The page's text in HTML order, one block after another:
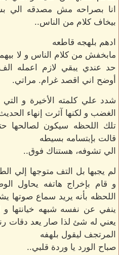
انا بصراحه مش مصدقه الي
بيخاف كلام من الناس..
ادهم بلهجه قاطعه
مابخفش من كلام الناس و لا
حد عندي يبقي لازم اعمله
أوضح اني اقصد غرام. مراتي.
شدد علي كلمته الأخيرة و
الغضب و لكنها آثرت إنهاء
تلك اللحظه سيكون لصالحها
قالت بإبتسامه بسيطه
الي تشوفه، هستناك فوق..
لم يجبها بل التف متوجها إلي
و قام بإخراج هاتفه يحاول
اللحظه بأنه يريد سماع صوتها
ينفي عن نفسه شبهه خيانتها
يعني له شئ لذا صار يعد دقات
المرتجف ليقول بلهفه
صباح الورد يا وردة قلبي..